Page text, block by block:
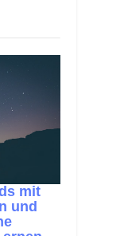
mit
und